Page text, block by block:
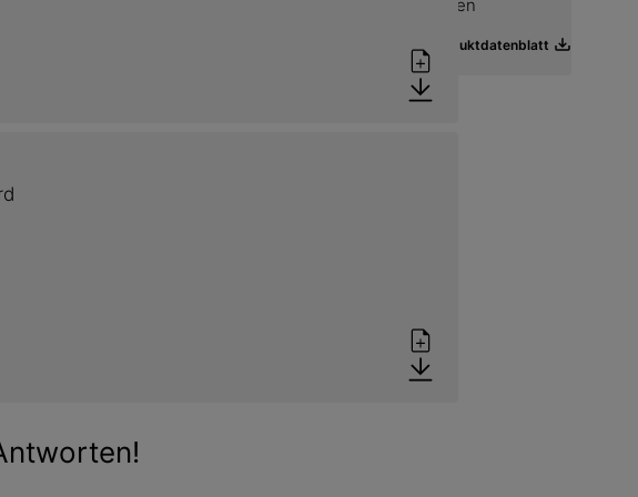
Dampfsperrbahn mit Glasvlies-Einlage im Gießverfahren
Produktdatenblatt